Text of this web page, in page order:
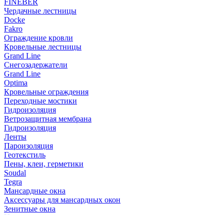
FINEBER
Чердачные лестницы
Docke
Fakro
Ограждение кровли
Кровельные лестницы
Grand Line
Снегозадержатели
Grand Line
Optima
Кровельные ограждения
Переходные мостики
Гидроизоляция
Ветрозащитная мембрана
Гидроизоляция
Ленты
Пароизоляция
Геотекстиль
Пены, клеи, герметики
Soudal
Tegra
Мансардные окна
Аксессуары для мансардных окон
Зенитные окна